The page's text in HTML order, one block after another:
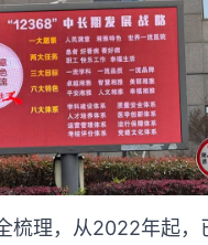
梳理，从2022年起，